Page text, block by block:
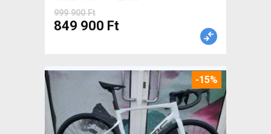
999 900 Ft
849 900 Ft
-15%